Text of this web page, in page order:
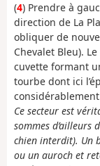
(4) Prendre à
direction de La
obliquer de
Chevalet Bleu).
cuvette formant
tourbe dont ici
Ce secteur est
sommes d’ailleurs
chien interdit). Un
ou un auroch et